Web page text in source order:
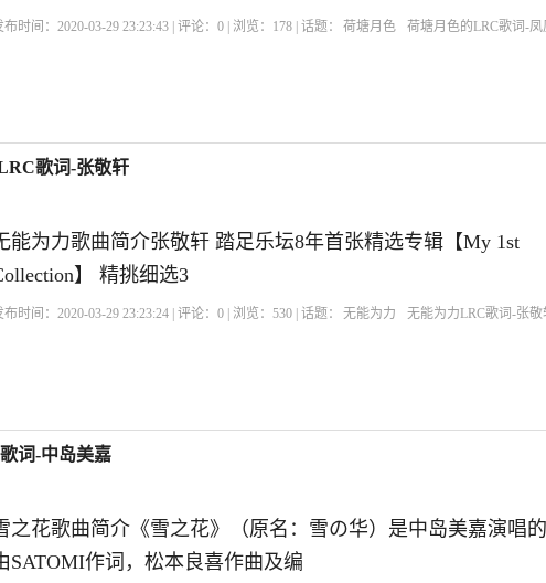
布时间：2020-03-29 23:23:43 | 评论：0 | 浏览： 178 | 话题： 荷塘月色 荷塘月色的LRC歌词-凤
歌词-张敬轩
能为力歌曲简介张敬轩 踏足乐坛8年首张精选专辑【My 1st
】 精挑细选3
布时间：2020-03-29 23:23:24 | 评论：0 | 浏览：530 | 话题： 无能为力 无能为力LRC歌词-张敬
词-中岛美嘉
之花歌曲简介《雪之花》（原名：雪の华）是中岛美嘉演唱的
SATOMI作词，松本良喜作曲及编